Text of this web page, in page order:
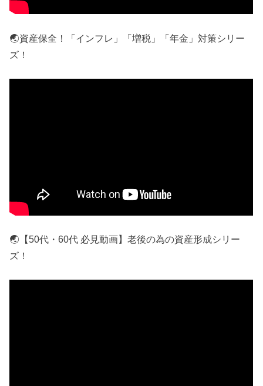
🌏資産保全！「インフレ」「増税」「年金」対策シリー
ズ！
🌏【50代・60代 必見動画】老後の為の資産形成シリー
ズ！